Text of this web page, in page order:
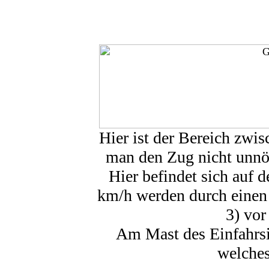
Hier ist der Bereich
man den Zug nicht
Hier befindet sich auf
km/h werden durch
3)
Am Mast des